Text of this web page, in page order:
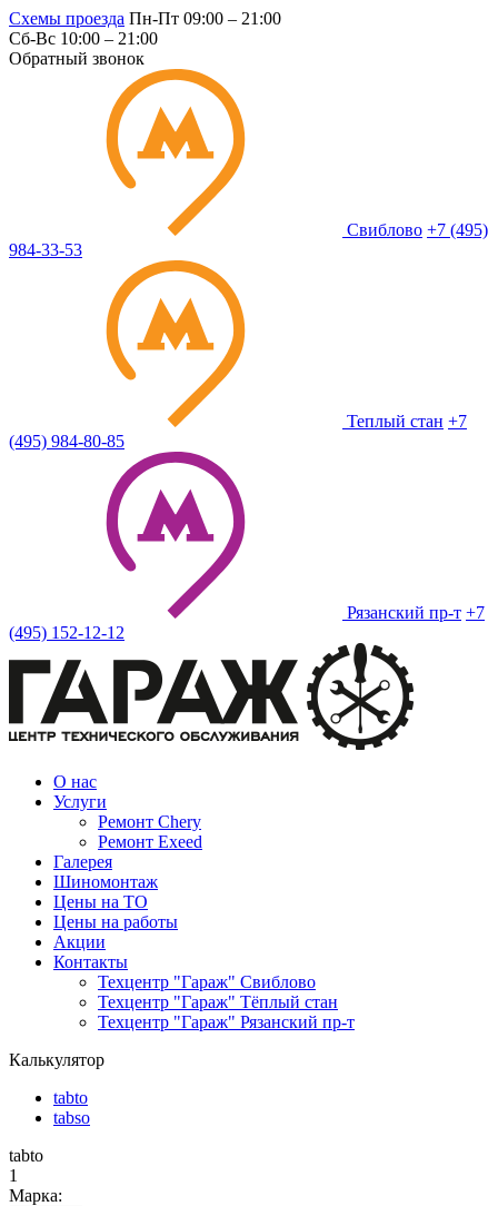
Схемы проезда Пн-Пт 09:00 – 21:00
Сб-Вс 10:00 – 21:00
Обратный звонок
Свиблово +7 (495)
984-33-53
Теплый стан +7
(495) 984-80-85
Рязанский пр-т +7
(495) 152-12-12
О нас
Услуги
Ремонт Chery
Ремонт Exeed
Галерея
Шиномонтаж
Цены на ТО
Цены на работы
Акции
Контакты
Техцентр "Гараж" Свиблово
Техцентр "Гараж" Тёплый стан
Техцентр "Гараж" Рязанский пр-т
Калькулятор
tabto
tabso
tabto
1
Марка: